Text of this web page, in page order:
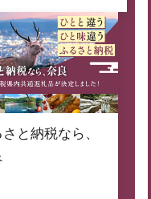
と納税なら、